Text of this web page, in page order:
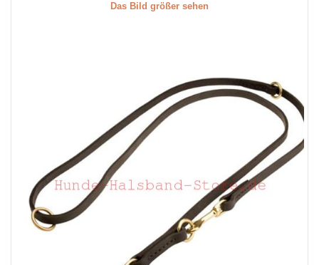
Das Bild größer sehen